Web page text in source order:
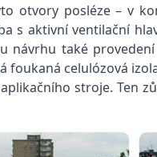
otvory posléze – v
s aktivní ventilační
návrhu také
foukaná celulózová
stroje. Ten